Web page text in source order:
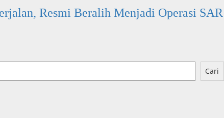
Resmi Beralih Menjadi Operasi SAR
Cari